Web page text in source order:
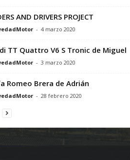
AND DRIVERS PROJECT
- 4 marzo 2020
TT Quattro V6 S Tronic de Miguel
- 3 marzo 2020
Romeo Brera de Adrián
- 28 febrero 2020